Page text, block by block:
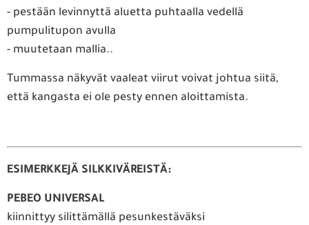
- pestään levinnyttä aluetta puhtaalla vedellä
pumpulitupon avulla
- muutetaan mallia..
Tummassa näkyvät vaaleat viirut voivat johtua siitä,
että kangasta ei ole pesty ennen aloittamista.
ESIMERKKEJÄ SILKKIVÄREISTÄ:
PEBEO UNIVERSAL
kiinnittyy silittämällä pesunkestäväksi